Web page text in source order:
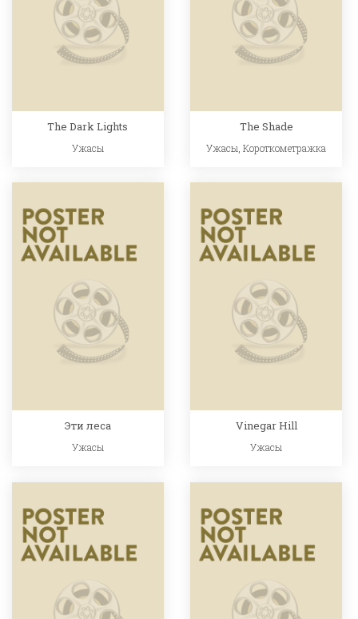
The Dark Lights
Ужасы
The Shade
Ужасы ,Короткометражка
Эти леса
Ужасы
Vinegar Hill
Ужасы